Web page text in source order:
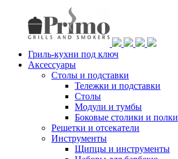
Гриль-кухни под ключ
Аксессуары
Столы и подставки
Тележки и подставки
Столы
Модули и тумбы
Боковые столики и полки
Решетки и отсекатели
Инструменты
Щипцы и инструменты